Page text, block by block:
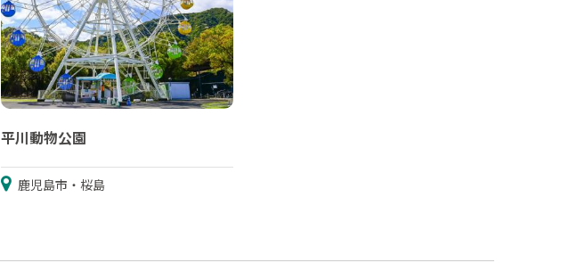
平川動物公園
鹿児島市・桜島